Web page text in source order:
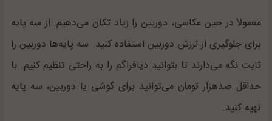
معمولاً در حین عکاسی، دوربین را زیاد تکان می‌دهیم. از سه پایه
برای جلوگیری از لرزش دوربین استفاده کنید. سه پایه‌ها دوربین را
ثابت نگه می‌دارند تا بتوانید دیافراگم را به راحتی تنظیم کنیم. با
حداقل صدهزار تومان می‌توانید برای گوشی یا دوربین، سه پایه
تهیه کنید.